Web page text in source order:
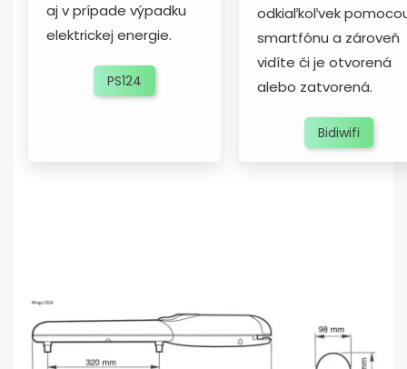
aj v prípade výpadku
elektrickej energie.
PS124
odkiaľkoľvek
smartfónu a zároveň
vidíte či je otvorená
alebo zatvorená.
Bidiwifi